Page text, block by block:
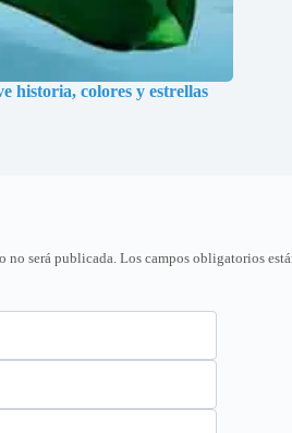
historia, colores y estrellas
no será publicada. Los campos obligatorios